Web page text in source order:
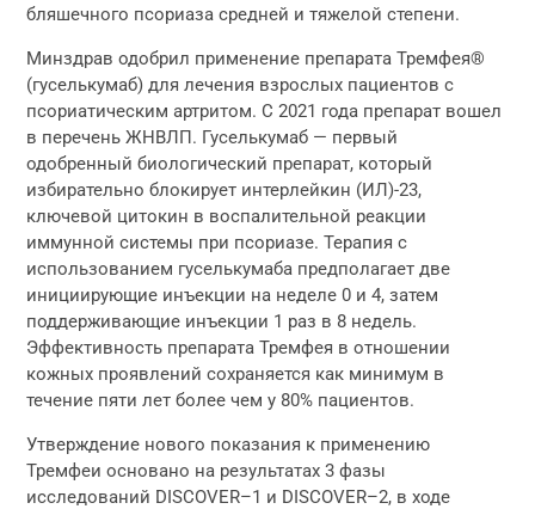
бляшечного псориаза средней и тяжелой степени.
Минздрав одобрил применение препарата Тремфея®
(гуселькумаб) для лечения взрослых пациентов с
псориатическим артритом. С 2021 года препарат вошел
в перечень ЖНВЛП. Гуселькумаб — первый
одобренный биологический препарат, который
избирательно блокирует интерлейкин (ИЛ)-23,
ключевой цитокин в воспалительной реакции
иммунной системы при псориазе. Терапия с
использованием гуселькумаба предполагает две
инициирующие инъекции на неделе 0 и 4, затем
поддерживающие инъекции 1 раз в 8 недель.
Эффективность препарата Тремфея в отношении
кожных проявлений сохраняется как минимум в
течение пяти лет более чем у 80% пациентов.
Утверждение нового показания к применению
Тремфеи основано на результатах 3 фазы
исследований DISCOVER–1 и DISCOVER–2, в ходе